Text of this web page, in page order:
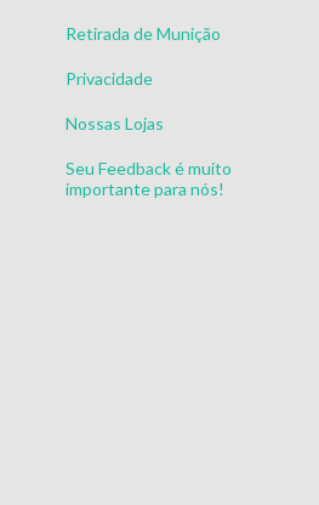
Retirada de Munição
Privacidade
Nossas Lojas
Seu Feedback é muito
importante para nós!